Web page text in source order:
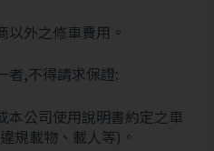
以外之修車費用。
者,不得請求保證:
本公司使用說明書約定之車
規載物、載人等)。